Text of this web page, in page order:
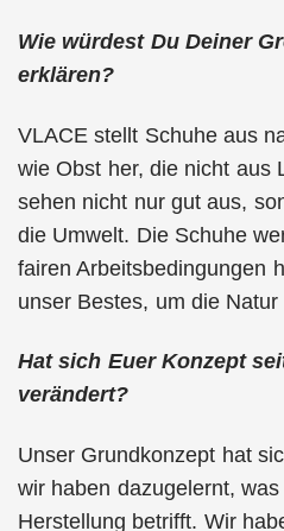
Wie würdest Du Deiner
erklären?
VLACE stellt Schuhe aus
wie Obst her, die nicht aus
sehen nicht nur gut aus,
die Umwelt. Die Schuhe
fairen Arbeitsbedingungen
unser Bestes, um die
Hat sich Euer Konzept
verändert?
Unser Grundkonzept hat
wir haben dazugelernt,
Herstellung betrifft. Wir